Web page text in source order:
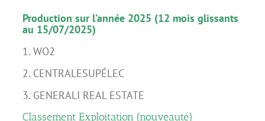
Production sur l’année 2025 (12 mois glissants
au 15/07/2025)
1. WO2
2. CENTRALESUPÉLEC
3. GENERALI REAL ESTATE
Classement Exploitation (nouveauté)